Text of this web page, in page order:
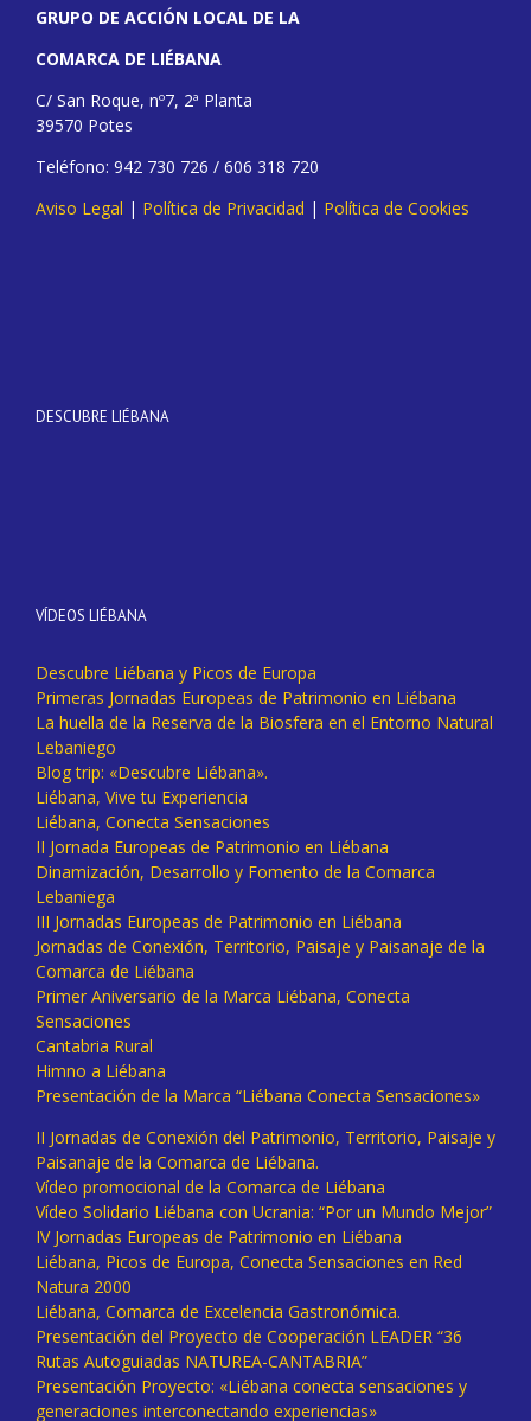
GRUPO DE ACCIÓN LOCAL DE LA
COMARCA DE LIÉBANA
C/ San Roque, nº7, 2ª Planta
39570 Potes
Teléfono: 942 730 726 / 606 318 720
Aviso Legal | Política de Privacidad | Política de Cookies
DESCUBRE LIÉBANA
VÍDEOS LIÉBANA
Descubre Liébana y Picos de Europa
Primeras Jornadas Europeas de Patrimonio en Liébana
La huella de la Reserva de la Biosfera en el Entorno Natural
Lebaniego
Blog trip: «Descubre Liébana».
Liébana, Vive tu Experiencia
Liébana, Conecta Sensaciones
II Jornada Europeas de Patrimonio en Liébana
Dinamización, Desarrollo y Fomento de la Comarca
Lebaniega
III Jornadas Europeas de Patrimonio en Liébana
Jornadas de Conexión, Territorio, Paisaje y Paisanaje de la
Comarca de Liébana
Primer Aniversario de la Marca Liébana, Conecta
Sensaciones
Cantabria Rural
Himno a Liébana
Presentación de la Marca “Liébana Conecta Sensaciones»
II Jornadas de Conexión del Patrimonio, Territorio, Paisaje y
Paisanaje de la Comarca de Liébana.
Vídeo promocional de la Comarca de Liébana
Vídeo Solidario Liébana con Ucrania: “Por un Mundo Mejor”
IV Jornadas Europeas de Patrimonio en Liébana
Liébana, Picos de Europa, Conecta Sensaciones en Red
Natura 2000
Liébana, Comarca de Excelencia Gastronómica.
Presentación del Proyecto de Cooperación LEADER “36
Rutas Autoguiadas NATUREA-CANTABRIA”
Presentación Proyecto: «Liébana conecta sensaciones y
generaciones interconectando experiencias»